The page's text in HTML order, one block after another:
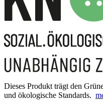
Dieses Produkt trägt den
und ökologische Standards.